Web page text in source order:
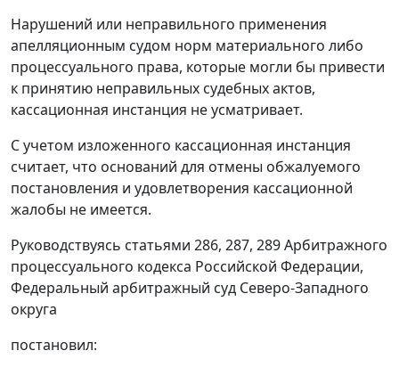
Нарушений или неправильного применения
апелляционным судом норм материального либо
процессуального права, которые могли бы привести
к принятию неправильных судебных актов,
кассационная инстанция не усматривает.
С учетом изложенного кассационная инстанция
считает, что оснований для отмены обжалуемого
постановления и удовлетворения кассационной
жалобы не имеется.
Руководствуясь статьями 286, 287, 289Арбитражного
процессуального кодекса Российской Федерации,
Федеральный арбитражный суд Северо-Западного
округа
постановил: